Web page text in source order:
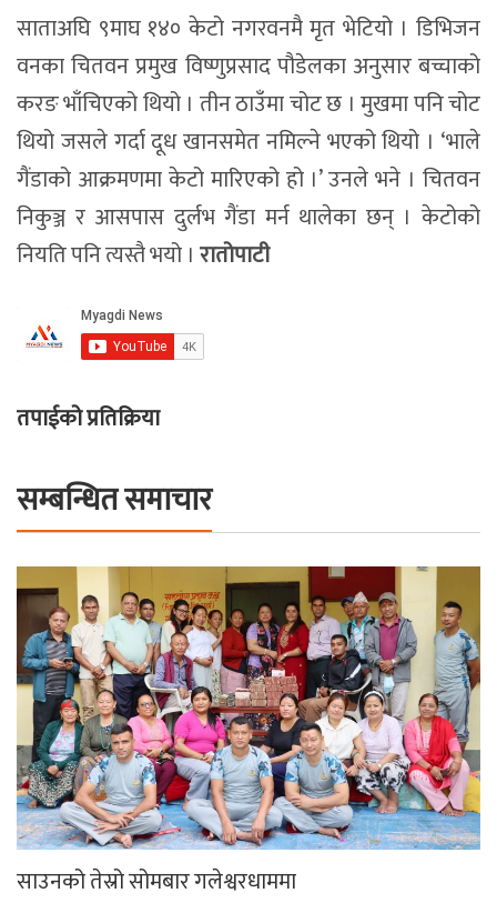
साताअघि ९माघ १४० केटो नगरवनमै मृत भेटियो । डिभिजन
वनका चितवन प्रमुख विष्णुप्रसाद पौडेलका अनुसार बच्चाको
करङ भाँचिएको थियो । तीन ठाउँमा चोट छ । मुखमा पनि चोट
थियो जसले गर्दा दूध खानसमेत नमिल्ने भएको थियो । ‘भाले
गैंडाको आक्रमणमा केटो मारिएको हो ।’ उनले भने । चितवन
निकुञ्ज र आसपास दुर्लभ गैंडा मर्न थालेका छन् । केटोको
नियति पनि त्यस्तै भयो । रातोपाटी
तपाईको प्रतिक्रिया
सम्बन्धित समाचार
साउनको तेस्रो सोमबार गलेश्वरधाममा